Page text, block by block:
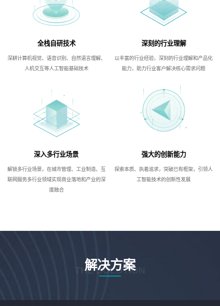
全栈自研技术
深耕计算机视觉、语音识别、自然语言理解、
人机交互等人工智能基础技术
深刻的行业理解
以丰富的行业经验，深刻的行业理解和产品化
能力，助力行业客户解决核心需求问题
深入多行业场景
解锁多行业场景，在城市管理、工业制造、互
联网服务多行业领域实现商业落地和产业的深
度融合
强大的创新能力
探索本质、执着追求，突破已有框架，引领人
工智能技术的创新性发展
解决方案
THE SOLUTION